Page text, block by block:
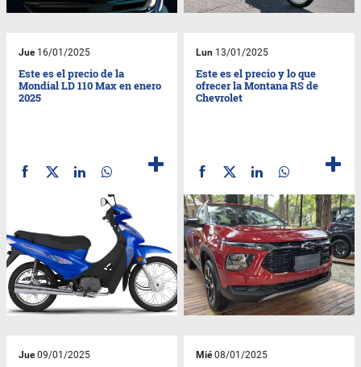
Jue16/01/2025
Este es el precio de la
Mondial LD 110 Max en enero
2025
Lun 13/01/2025
Este es el precio y lo que
ofrecer la Montana RS de
Chevrolet
Jue09/01/2025 Mié08/01/2025